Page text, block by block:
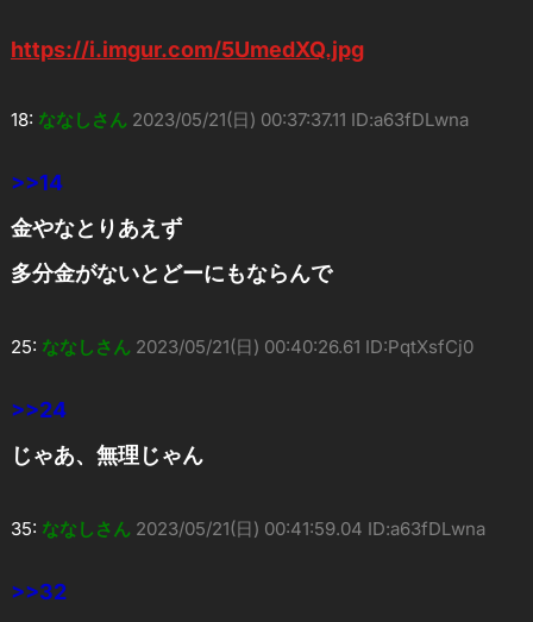
https://i.imgur.com/5UmedXQ.jpg
18: ななしさん 2023/05/21(日) 00:37:37.11 ID:a63fDLwna
>>14
金やなとりあえず
多分金がないとどーにもならんで
25: ななしさん 2023/05/21(日) 00:40:26.61 ID:PqtXsfCj0
>>24
じゃあ、無理じゃん
35: ななしさん 2023/05/21(日) 00:41:59.04 ID:a63fDLwna
>>32